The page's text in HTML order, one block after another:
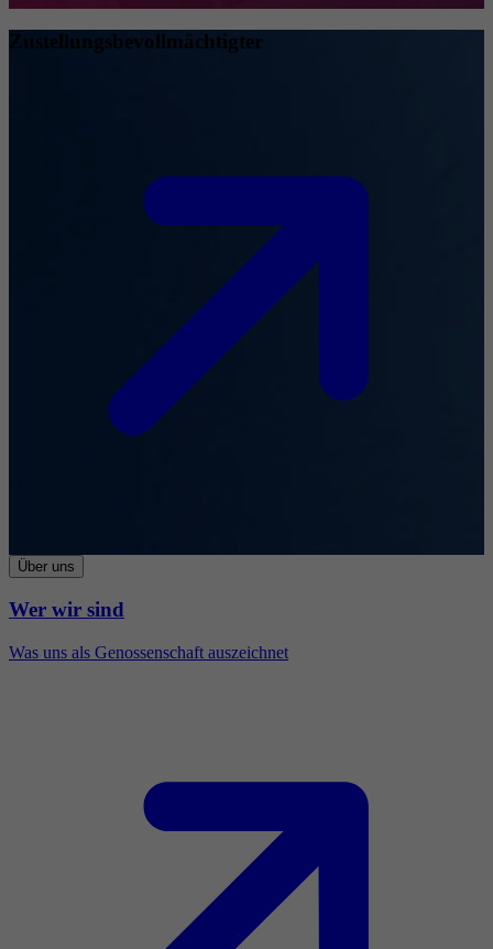
Zustellungsbevollmächtigter
Über uns
Wer wir sind
Was uns als Genossenschaft auszeichnet